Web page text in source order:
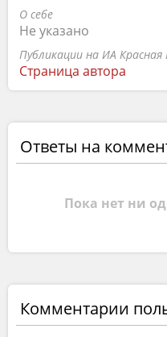
О себе
Не указано
Публикации на ИА Красная
Страница автора
Ответы на
Пока нет ни
Комментарии